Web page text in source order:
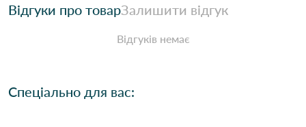
Відгуки про товарЗалишити відгук
Відгуків немає
Спеціально для вас: